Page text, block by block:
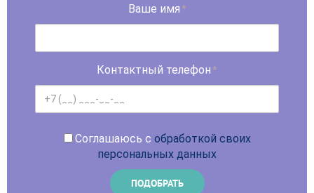
Ваше имя *
Контактный телефон *
Соглашаюсь с обработкой своих
персональных данных